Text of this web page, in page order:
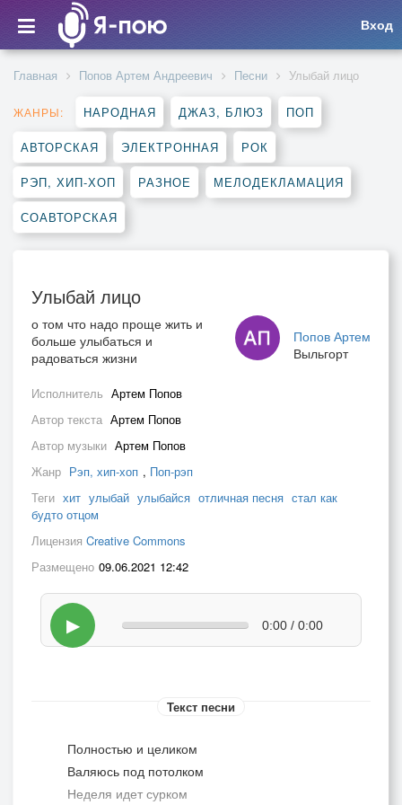
Вход
Главная Попов Артем Андреевич Песни Улыбай лицо
ЖАНРЫ: НАРОДНАЯ ДЖАЗ, БЛЮЗ ПОП
АВТОРСКАЯ ЭЛЕКТРОННАЯ РОК
РЭП, ХИП-ХОП РАЗНОЕ МЕЛОДЕКЛАМАЦИЯ
СОАВТОРСКАЯ
Улыбай лицо
Попов Артем
Выльгорт
о том что надо проще жить и
больше улыбаться и
радоваться жизни
Исполнитель Артем Попов
Автор текста Артем Попов
Автор музыки Артем Попов
Жанр Рэп, хип-хоп , Поп-рэп
Теги хит улыбай улыбайся отличная песня стал как
будто отцом
Лицензия Creative Commons
Размещено 09.06.2021 12:42
▶ 0:00 / 0:00
Текст песни
Полностью и целиком
Валяюсь под потолком
Неделя идет сурком